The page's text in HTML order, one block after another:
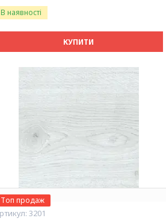
В наявності
КУПИТИ
Топ продаж
3201